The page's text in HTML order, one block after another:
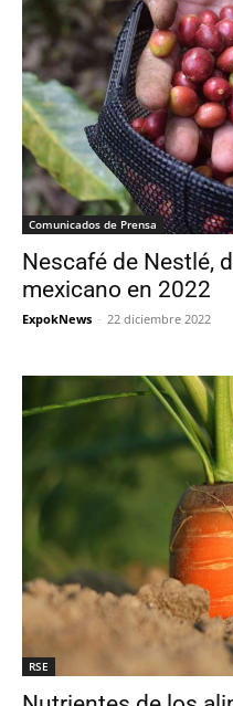
Comunicados de Prensa
Nescafé de Nestlé,
mexicano en 2022
ExpokNews - 22 diciembre 2022
RSE